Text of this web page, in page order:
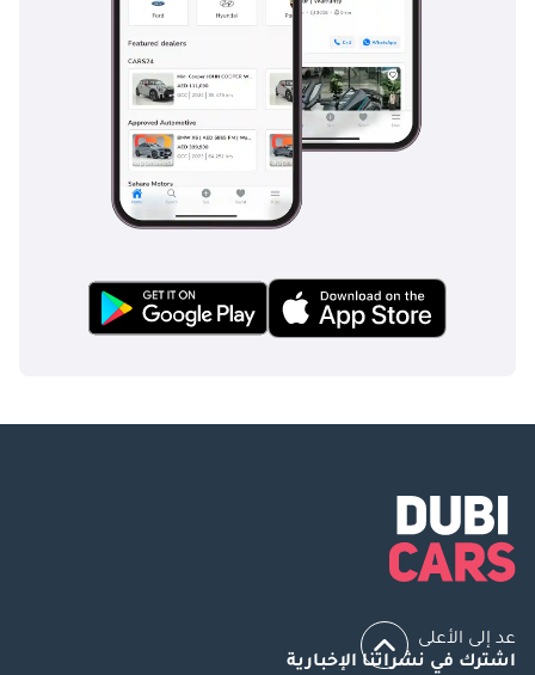
عد إلى الأعلى
اشترك في نشراتنا الإخبارية